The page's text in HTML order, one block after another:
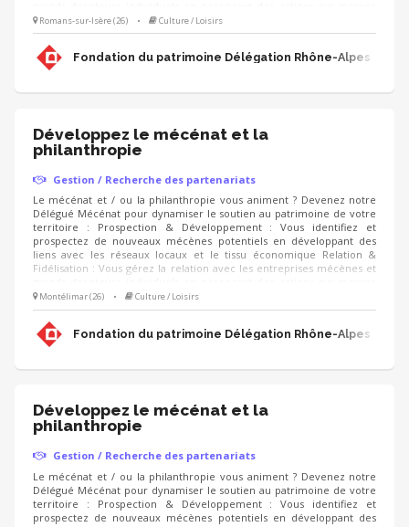
(visites privées, événements, rencontres, animation du club de
mécènes). Accompagnement de projets : Vous proposez aux
mécènes les projets de sauvegarde du patrimoine à soutenir et
déployez les campagnes d'appels aux dons (IFI, Noël).
Romans-sur-Isère (26) • Culture / Loisirs
Fondation du patrimoine Délégation Rhône-Alpes
Développez le mécénat et la
philanthropie
Gestion / Recherche des partenariats
Le mécénat et / ou la philanthropie vous animent ? Devenez notre
Délégué Mécénat pour dynamiser le soutien au patrimoine de votre
territoire : Prospection & Développement : Vous identifiez et
prospectez de nouveaux mécènes potentiels en développant des
liens avec les réseaux locaux et le tissu économique Relation &
Fidélisation : Vous gérez la relation avec les entreprises mécènes et
(visites privées, événements, rencontres, animation du club de
mécènes). Accompagnement de projets : Vous proposez aux
mécènes les projets de sauvegarde du patrimoine à soutenir et
déployez les campagnes d'appels aux dons (IFI, Noël).
Montélimar (26) • Culture / Loisirs
Fondation du patrimoine Délégation Rhône-Alpes
Développez le mécénat et la
philanthropie
Gestion / Recherche des partenariats
Le mécénat et / ou la philanthropie vous animent ? Devenez notre
Délégué Mécénat pour dynamiser le soutien au patrimoine de votre
territoire : Prospection & Développement : Vous identifiez et
prospectez de nouveaux mécènes potentiels en développant des